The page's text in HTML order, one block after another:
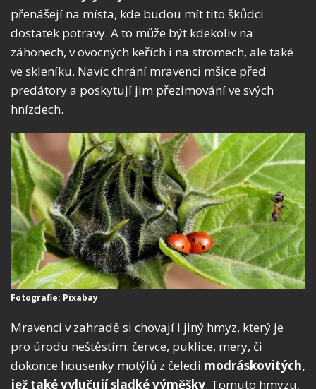
přenášejí na místa, kde budou mít tito škůdci
dostatek potravy. A to může být kdekoliv na
záhonech, v ovocných keřích i na stromech, ale také
ve skleníku. Navíc chrání mravenci mšice před
predátory a poskytují jim přezimování ve svých
hnízdech.
Fotografie: Pixabay
Mravenci v zahradě si chovají i jiný hmyz, který je
pro úrodu neštěstím: červce, puklice, mery, či
dokonce housenky motýlů z čeledi modráskovitých,
jež také vylučují sladké výměšky. Tomuto hmyzu,